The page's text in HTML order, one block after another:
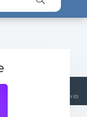
Плейлист (0)